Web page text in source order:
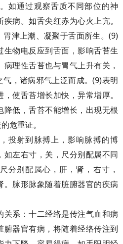
如通过观察舌质不同部位的神
病。如舌尖红赤为心火上亢。
津上潮、凝聚于舌面所生。(9)
生物电反应到舌面，影响舌苔生
理性舌苔也与胃气上升有关，
，诸病邪气上泛而成。(9)表明
使舌苔增长加快，异常增厚。
低，舌苔不能增长，出现无根
危重证。
射到脉搏上，影响脉搏的博
左右寸，关，尺分别配属不同
分别配属心，肝，肾，右寸，
。脉形脉象随着脏腑器官的疾病
系：十二经络是传注气血和病
器官有病，将随着经络传注到